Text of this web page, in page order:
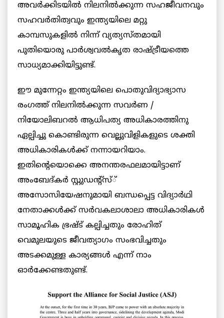
അവർക്കിടയിൽ നിലനിൽക്കുന്ന സഹജീവനവും
സഹവർതിത്വവും ഇന്ത്യയിലെ മറ്റു
കാമ്പസുകളിൽ നിന്ന് വ്യത്യസ്തമായി
പുതിയൊരു പാർശ്വവൽകൃത രാഷ്ട്രീയത്തെ
സാധ്യമാക്കിയിട്ടുണ്ട്.
ഈ മുന്നേറ്റം ഇന്ത്യയിലെ പൊതുവിദ്യാഭ്യാസ
രംഗത്ത് നിലനിൽക്കുന്ന സവർണ /
നിയോലിബറൽ ആധിപത്യ അധികാരത്തിനു
ഏല്പിച്ചു കൊണ്ടിരുന്ന വെല്ലുവിളികളുടെ ശക്തി
അധികാരികൾക്ക് നന്നായറിയാം.
ഇതിന്റെയൊക്കെ അനന്തരഫലമായിട്ടാണ്
അംബേദ്കർ സ്റ്റുഡന്റ്‌സ്്
അസോസിയേഷനുമായി ബന്ധപ്പെട്ട വിദ്യാർഥി
നേതാക്കൾക്ക് സർവകലാശാലാ അധികാരികൾ
സാമൂഹിക ഭ്രഷ്ട് കല്പിച്ചതും രോഹിത്
വെമുലയുടെ ജീവത്യാഗം സംഭവിച്ചതും
അടക്കമുള്ള കാര്യങ്ങൾ എന്ന് നാം
ഓർക്കേണ്ടതുണ്ട്.